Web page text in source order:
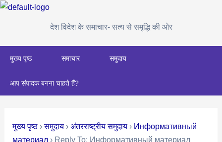
Skip
देश विदेश के समाचार- सत्य से समृद्धि की ओर
मुख्य पृष्ठ समाचार समुदाय
आप संपादक बनना चाहते हैं?
मुख्य पृष्ठ › समुदाय › अंतरराष्ट्रीय समुदाय › Информативный
материал › Reply To: Информативный материал
Post